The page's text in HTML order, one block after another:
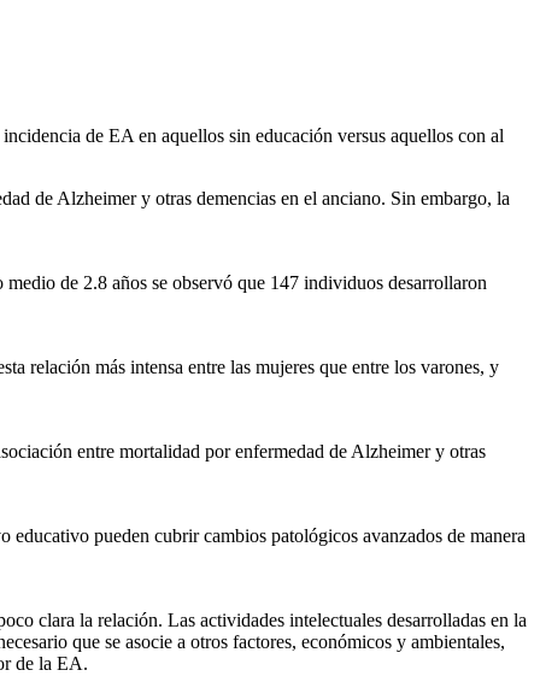
de EA en aquellos sin educación versus aquellos con al
de Alzheimer y otras demencias en el anciano. Sin embargo, la
de 2.8 años se observó que 147 individuos desarrollaron
relación más intensa entre las mujeres que entre los varones, y
entre mortalidad por enfermedad de Alzheimer y otras
pueden cubrir cambios patológicos avanzados de manera
clara la relación. Las actividades intelectuales desarrolladas en la
que se asocie a otros factores, económicos y ambientales,
de la EA.